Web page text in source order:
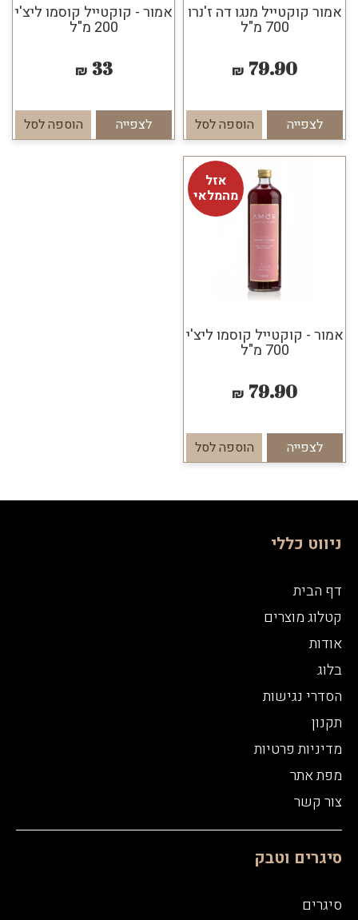
אמור קוקטייל מנגו דה ז'נרו
700 מ"ל
79.90
₪
לצפייה הוספה לסל
אמור - קוקטייל קוסמו ליצ'י
200 מ"ל
33
₪
לצפייה הוספה לסל
אזל
מהמלאי
אמור - קוקטייל קוסמו ליצ'י
700 מ"ל
79.90
₪
לצפייה הוספה לסל
ניווט כללי
דף הבית
קטלוג מוצרים
אודות
בלוג
הסדרי נגישות
תקנון
מדיניות פרטיות
מפת אתר
צור קשר
סיגרים וטבק
סיגרים